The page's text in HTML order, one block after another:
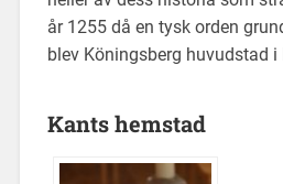
år 1255 då en tysk orden
blev Köningsberg huvudstad i
Kants hemstad